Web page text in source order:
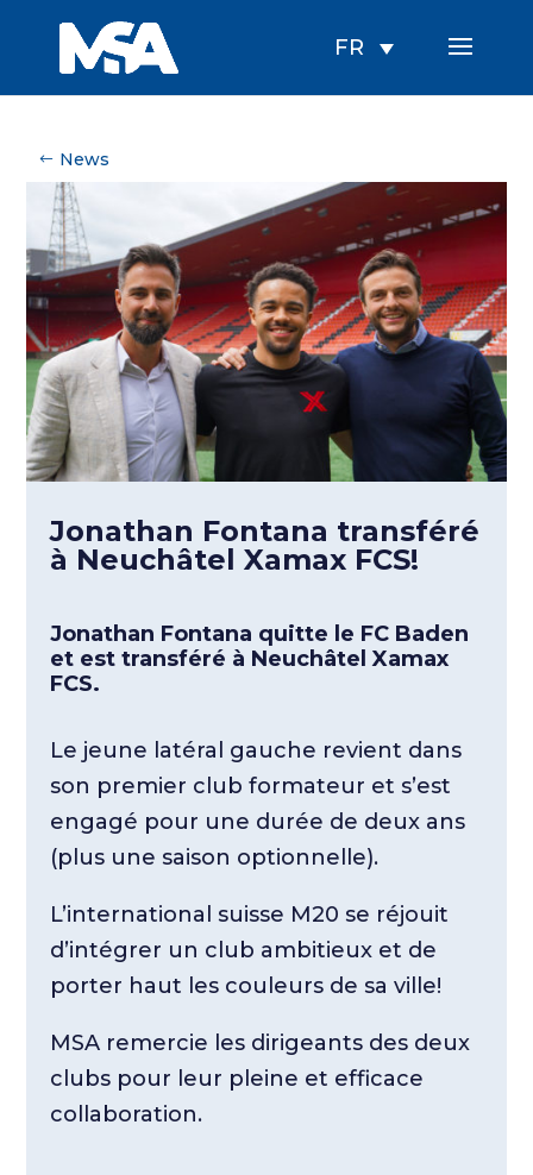
FR
News
Jonathan Fontana transféré
à Neuchâtel Xamax FCS!
Jonathan Fontana quitte le FC Baden
et est transféré à Neuchâtel Xamax
FCS.
Le jeune latéral gauche revient dans
son premier club formateur et s’est
engagé pour une durée de deux ans
(plus une saison optionnelle).
L’international suisse M20 se réjouit
d’intégrer un club ambitieux et de
porter haut les couleurs de sa ville!
MSA remercie les dirigeants des deux
clubs pour leur pleine et efficace
collaboration.